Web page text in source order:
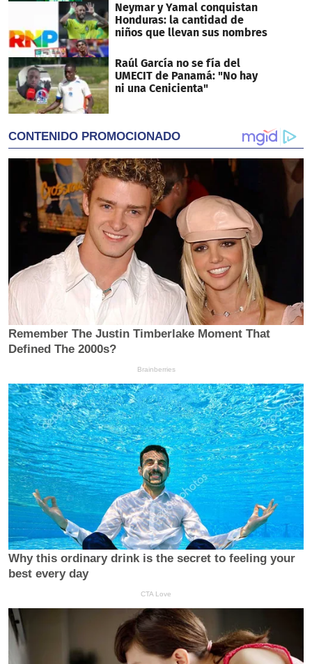
Neymar y Yamal conquistan
Honduras: la cantidad de
niños que llevan sus nombres
Raúl García no se fía del
UMECIT de Panamá: "No hay
ni una Cenicienta"